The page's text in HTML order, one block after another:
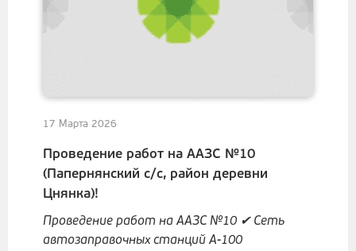
17 Марта 2026
Проведение работ на ААЗС №10
(Папернянский с/с, район деревни
Цнянка)!
Проведение работ на ААЗС №10 ✔ Сеть
автозаправочных станций А-100